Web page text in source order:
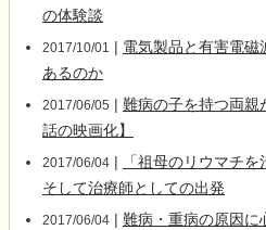
の体験談
2017/10/01 | 電気製品と有害電
あるのか
2017/06/05 | 難病の子を持つ両
話の映画化】
2017/06/04|
「祖母のリウマチ
そして治療師としての出発
2017/06/04| 難病・重病の原因に